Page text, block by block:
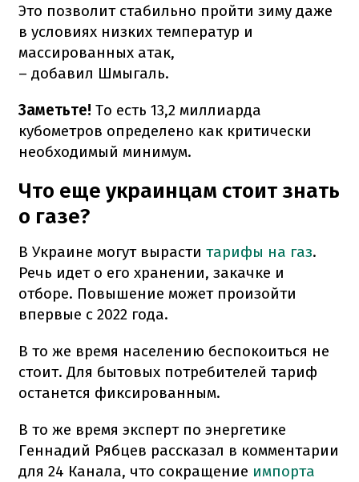
Это позволит стабильно пройти зиму даже
в условиях низких температур и
массированных атак,
– добавил Шмыгаль.
Заметьте! То есть 13,2 миллиарда
кубометров определено как критически
необходимый минимум.
Что еще украинцам стоит знать
о газе?
В Украине могут вырасти тарифы на газ.
Речь идет о его хранении, закачке и
отборе. Повышение может произойти
впервые с 2022 года.
В то же время населению беспокоиться не
стоит. Для бытовых потребителей тариф
останется фиксированным.
В то же время эксперт по энергетике
Геннадий Рябцев рассказал в комментарии
для 24 Канала, что сокращение импорта